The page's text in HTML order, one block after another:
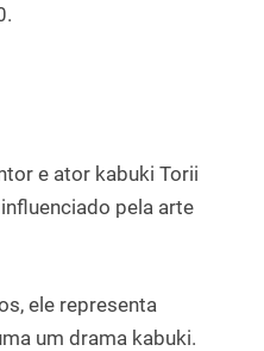
e ator kabuki Torii
pela arte
ele representa
um drama kabuki.